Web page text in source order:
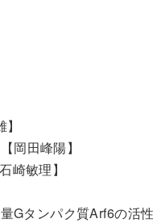
【岡田峰陽】
石崎敏理】
Gタンパク質Arf6の活